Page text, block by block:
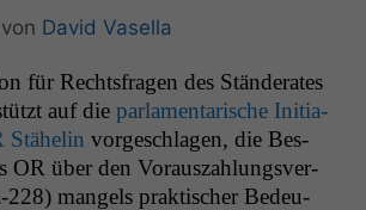
von David Vasella
für Rechts­fra­gen des Stän­der­ates
auf die par­la­men­tarische Ini­tia­
Stähe­lin vorgeschla­gen, die Bes­
OR über den Vorauszahlungsver­
man­gels prak­tis­ch­er Bedeu­